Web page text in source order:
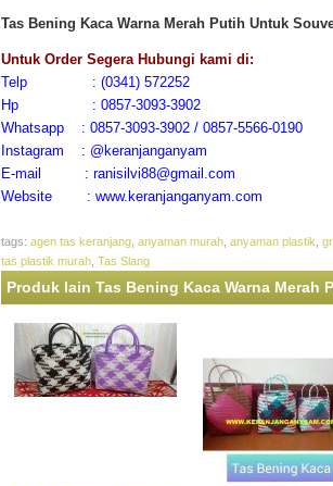
Tas Bening Kaca Warna Merah Putih Untuk
Untuk Order Segera Hubungi kami di:
Telp : (0341) 572252
Hp : 0857-3093-3902
Whatsapp : 0857-3093-3902 / 0857-5566-0190
Instagram : @keranjanganyam
E-mail : ranisilvi88@gmail.com
Website : www.keranjanganyam.com
tags: agen tas keranjang anyaman murah anyaman plastik
tas plastik murah Tas Slang
Produk lain Tas Bening Kaca Warna Merah